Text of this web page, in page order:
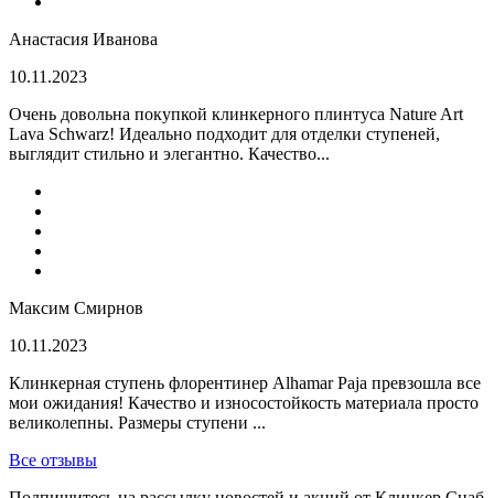
Анастасия Иванова
10.11.2023
Очень довольна покупкой клинкерного плинтуса Nature Art
Lava Schwarz! Идеально подходит для отделки ступеней,
выглядит стильно и элегантно. Качество...
Максим Смирнов
10.11.2023
Клинкерная ступень флорентинер Alhamar Paja превзошла все
мои ожидания! Качество и износостойкость материала просто
великолепны. Размеры ступени ...
Все отзывы